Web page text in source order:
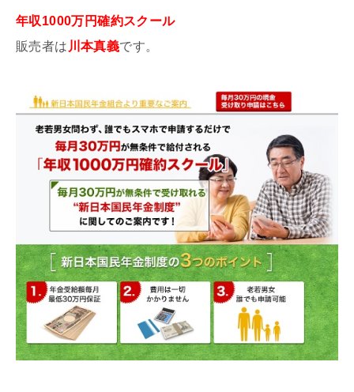
年収1000万円確約スクール
販売者は 川本真義です。